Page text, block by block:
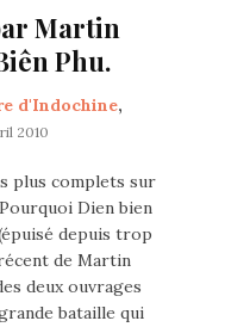
Martin
Phu.
d'Indochine,
2010
plus complets sur
Dien bien
depuis trop
de Martin
deux ouvrages
bataille qui